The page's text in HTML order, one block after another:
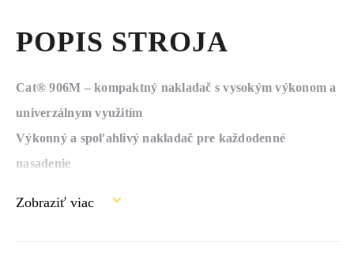
POPIS STROJA
Cat® 906M – kompaktný nakladač s vysokým výkonom a
univerzálnym využitím
Výkonný a spoľahlivý nakladač pre každodenné
nasadenie
Zobraziť viac